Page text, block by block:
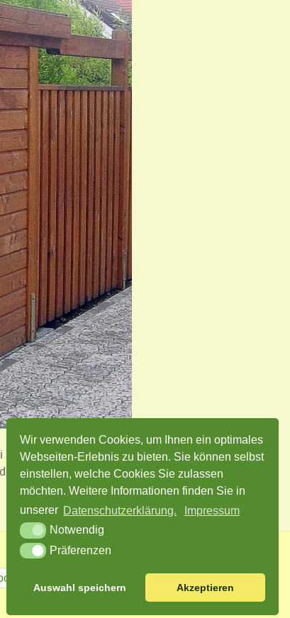
Wir verwenden Cookies, um Ihnen ein optimales
Webseiten-Erlebnis zu bieten. Sie können selbst
einstellen, welche Cookies Sie zulassen
möchten. Weitere Informationen finden Sie in
unserer Datenschutzerklärung.
Impressum
Notwendig
Präferenzen
Auswahl speichern Akzeptieren
auf die passende Farbe des Zaunes und
anschließenden Gartenweg.
Instagram